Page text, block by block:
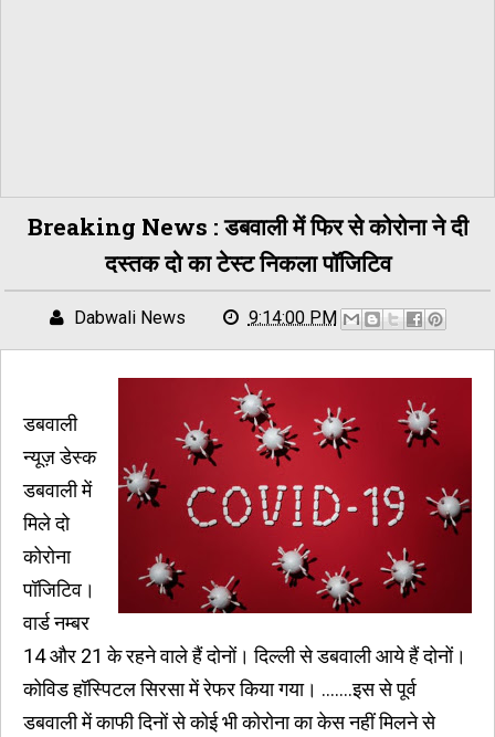
Breaking News : डबवाली में फिर से कोरोना ने दी
दस्तक दो का टेस्ट निकला पॉजिटिव
Dabwali News 9:14:00 PM
डबवाली
न्यूज़ डेस्क
डबवाली में
मिले दो
कोरोना
पॉजिटिव।
वार्ड नम्बर
14 और 21 के रहने वाले हैं दोनों। दिल्ली से डबवाली आये हैं दोनों।
कोविड हॉस्पिटल सिरसा में रेफर किया गया। .......इस से पूर्व
डबवाली में काफी दिनों से कोई भी कोरोना का केस नहीं मिलने से